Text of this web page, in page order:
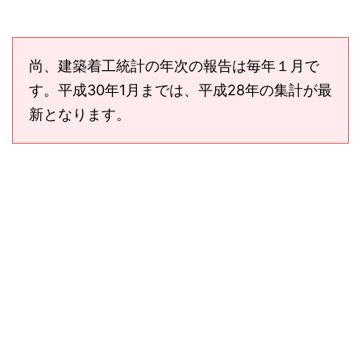
尚、建築着工統計の年次の報告は毎年１月で
す。平成30年1月までは、平成28年の集計が最
新となります。